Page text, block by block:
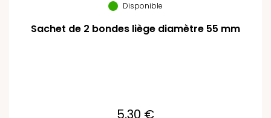
Disponible
Sachet de 2 bondes liège diamètre 55 mm
5,30 €